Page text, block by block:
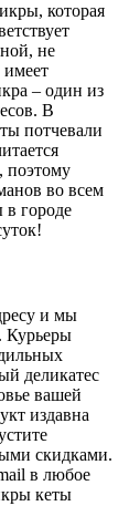
которая
не
– один из
В
потчевали
поэтому
во всем
в городе
и мы
Курьеры
деликатес
вашей
издавна
скидками.
в любое
кеты